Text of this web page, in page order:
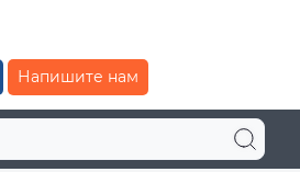
Напишите нам